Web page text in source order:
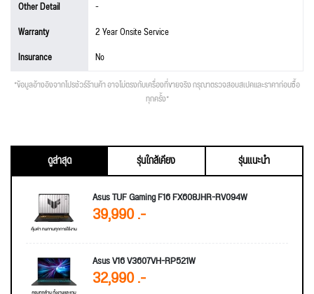
Other Detail
-
Warranty
2 Year Onsite Service
Insurance
No
*ข้อมูลอ้างอิงจากโปรชัวร์ร้านค้า อาจไม่ตรงกับเครื่องที่ขายจริง กรุณาตรวจสอบสเปคและราคาก่อนซื้อ
ทุกครั้ง*
ดูล่าสุด รุ่นใกล้เคียง
รุ่นแนะนำ
Asus TUF Gaming F16 FX608JHR-RV094W
39,990 .-
Asus V16 V3607VH-RP521W
32,990 .-